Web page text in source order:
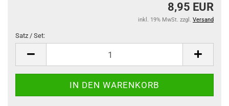
8,95 EUR
inkl. 19% MwSt. zzgl. Versand
Satz / Set:
Set